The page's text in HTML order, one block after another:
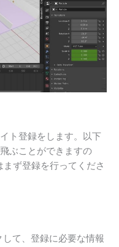
ト登録をします。以下
ぶことができますの
ず登録を行ってくださ
て、登録に必要な情報